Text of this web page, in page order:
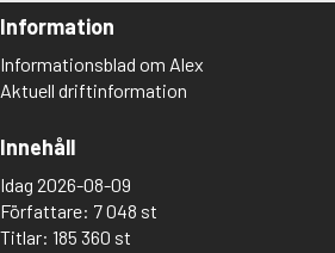
Information
Informationsblad om Alex
Aktuell driftinformation
Innehåll
Idag 2026-08-09
Författare: 7 048 st
Titlar: 185 360 st